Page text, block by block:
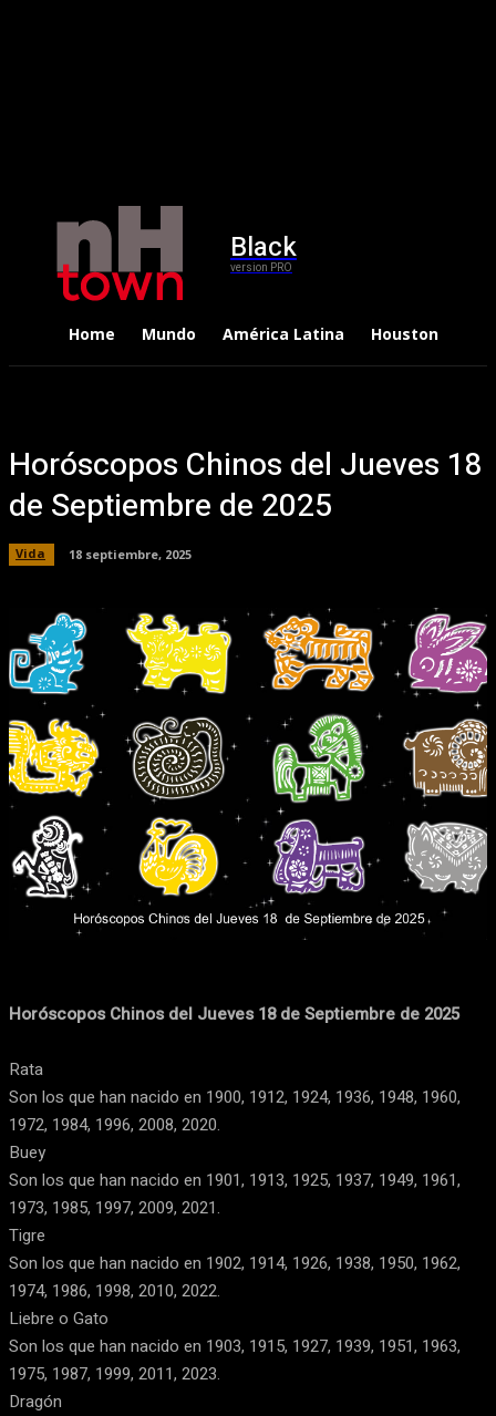
Black
version PRO
Home Mundo América Latina Houston
Horóscopos Chinos del Jueves 18
de Septiembre de 2025
Vida 18 septiembre, 2025
Facebook Pinterest WhatsApp
Horóscopos Chinos del Jueves 18 de Septiembre de 2025
Rata
Son los que han nacido en 1900, 1912, 1924, 1936, 1948, 1960,
1972, 1984, 1996, 2008, 2020.
Buey
Son los que han nacido en 1901, 1913, 1925, 1937, 1949, 1961,
1973, 1985, 1997, 2009, 2021.
Tigre
Son los que han nacido en 1902, 1914, 1926, 1938, 1950, 1962,
1974, 1986, 1998, 2010, 2022.
Liebre o Gato
Son los que han nacido en 1903, 1915, 1927, 1939, 1951, 1963,
1975, 1987, 1999, 2011, 2023.
Dragón